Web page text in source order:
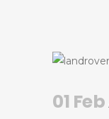
01 Feb